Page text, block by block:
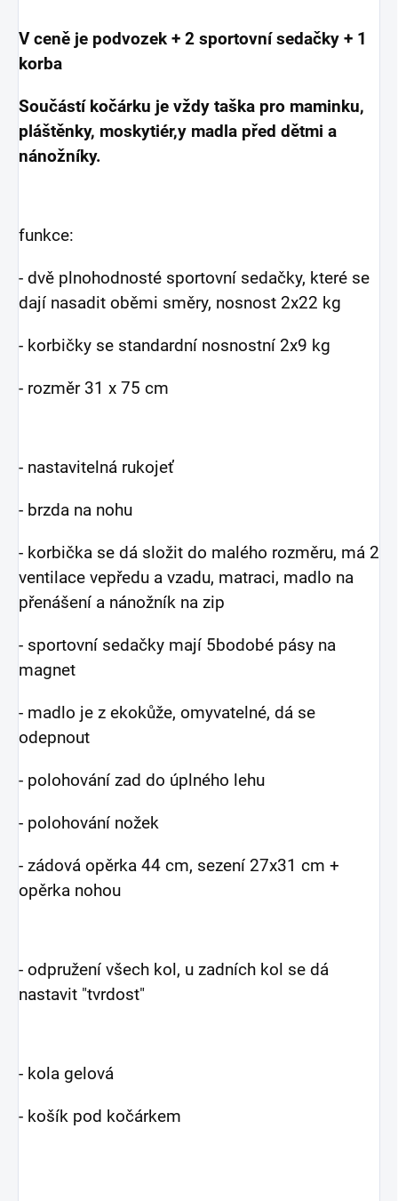
V ceně je podvozek + 2 sportovní sedačky + 1
korba
Součástí kočárku je vždy taška pro maminku,
pláštěnky, moskytiér,y madla před dětmi a
nánožníky.
funkce:
- dvě plnohodnosté sportovní sedačky, které se
dají nasadit oběmi směry, nosnost 2x22 kg
- korbičky se standardní nosnostní 2x9 kg
- rozměr 31 x 75 cm
- nastavitelná rukojeť
- brzda na nohu
- korbička se dá složit do malého rozměru, má 2
ventilace vepředu a vzadu, matraci, madlo na
přenášení a nánožník na zip
- sportovní sedačky mají 5bodobé pásy na
magnet
- madlo je z ekokůže, omyvatelné, dá se
odepnout
- polohování zad do úplného lehu
- polohování nožek
- zádová opěrka 44 cm, sezení 27x31 cm +
opěrka nohou
- odpružení všech kol, u zadních kol se dá
nastavit "tvrdost"
- kola gelová
- košík pod kočárkem